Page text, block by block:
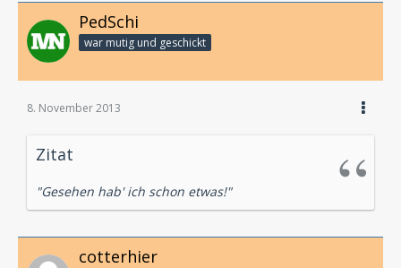
PedSchi
war mutig und geschickt
8. November 2013
Zitat
"Gesehen hab' ich schon etwas!"
cotterhier